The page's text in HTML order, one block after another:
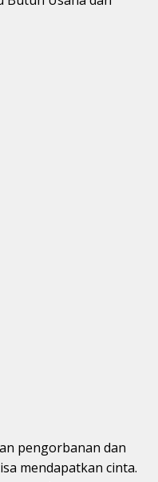
pengorbanan dan
mendapatkan cinta.